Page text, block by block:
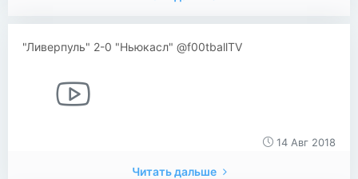
"Ливерпуль" 2-0 "Ньюкасл" @f00tballTV
14 Авг 2018
Читать дальше